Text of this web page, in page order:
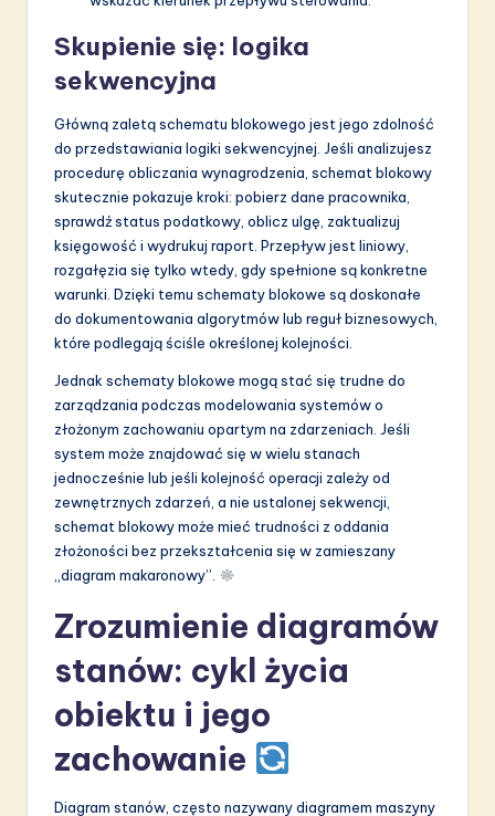
Skupienie się: logika
sekwencyjna
Główną zaletą schematu blokowego jest jego zdolność
do przedstawiania logiki sekwencyjnej. Jeśli analizujesz
procedurę obliczania wynagrodzenia, schemat blokowy
skutecznie pokazuje kroki: pobierz dane pracownika,
sprawdź status podatkowy, oblicz ulgę, zaktualizuj
księgowość i wydrukuj raport. Przepływ jest liniowy,
rozgałęzia się tylko wtedy, gdy spełnione są konkretne
warunki. Dzięki temu schematy blokowe są doskonałe
do dokumentowania algorytmów lub reguł biznesowych,
które podlegają ściśle określonej kolejności.
Jednak schematy blokowe mogą stać się trudne do
zarządzania podczas modelowania systemów o
złożonym zachowaniu opartym na zdarzeniach. Jeśli
system może znajdować się w wielu stanach
jednocześnie lub jeśli kolejność operacji zależy od
zewnętrznych zdarzeń, a nie ustalonej sekwencji,
schemat blokowy może mieć trudności z oddania
złożoności bez przekształcenia się w zamieszany
„diagram makaronowy”.
Zrozumienie diagramów
stanów: cykl życia
obiektu i jego
zachowanie
Diagram stanów, często nazywany diagramem maszyny